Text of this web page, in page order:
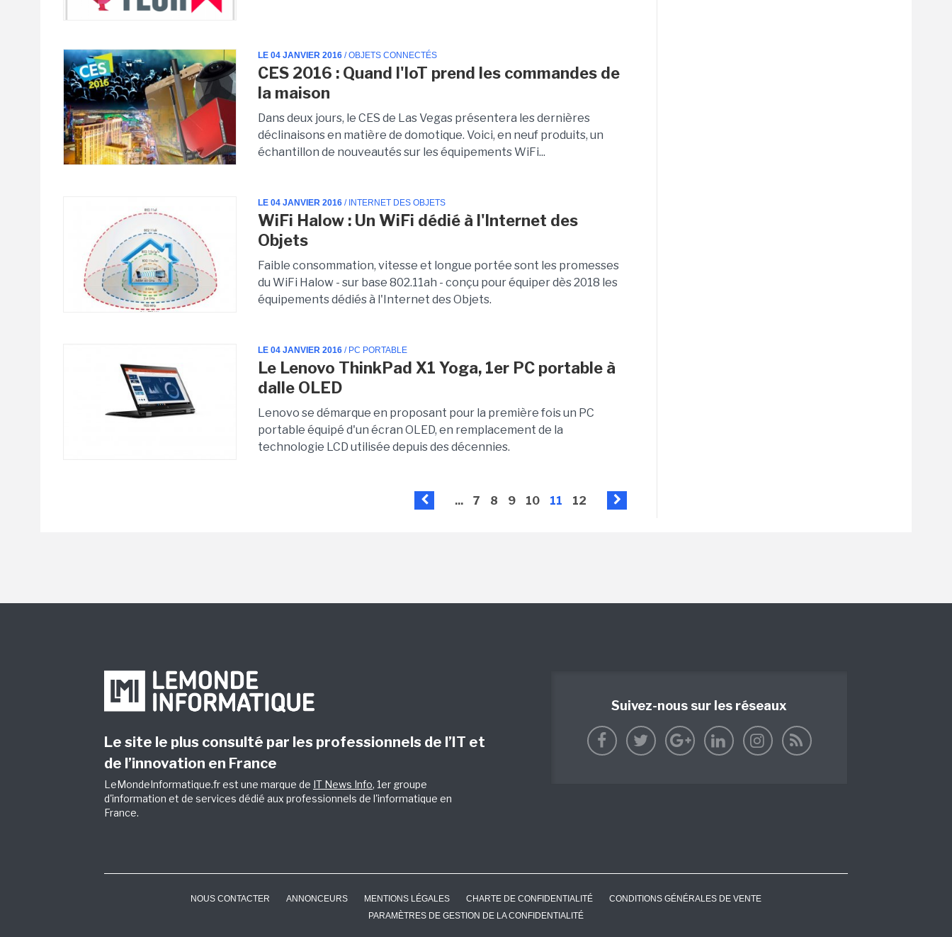
LE 04 JANVIER 2016 / OBJETS CONNECTÉS
CES 2016 : Quand l'IoT prend les commandes de
la maison
Dans deux jours, le CES de Las Vegas présentera les dernières
déclinaisons en matière de domotique. Voici, en neuf produits, un
échantillon de nouveautés sur les équipements WiFi...
LE 04 JANVIER 2016 / INTERNET DES OBJETS
WiFi Halow : Un WiFi dédié à l'Internet des
Objets
Faible consommation, vitesse et longue portée sont les promesses
du WiFi Halow - sur base 802.11ah - conçu pour équiper dès 2018 les
équipements dédiés à l'Internet des Objets.
LE 04 JANVIER 2016 / PC PORTABLE
Le Lenovo ThinkPad X1 Yoga, 1er PC portable à
dalle OLED
Lenovo se démarque en proposant pour la première fois un PC
portable équipé d'un écran OLED, en remplacement de la
technologie LCD utilisée depuis des décennies.
... 7 8 9 10 11 12
Le site le plus consulté par les professionnels de l’IT et
de l’innovation en France
LeMondeInformatique.fr est une marque de IT News Info, 1er groupe
d'information et de services dédié aux professionnels de l'informatique en
France.
Suivez-nous sur les réseaux
NOUS CONTACTER ANNONCEURS MENTIONS LÉGALES CHARTE DE CONFIDENTIALITÉ
CONDITIONS GÉNÉRALES DE VENTE
PARAMÈTRES DE GESTION DE LA CONFIDENTIALITÉ